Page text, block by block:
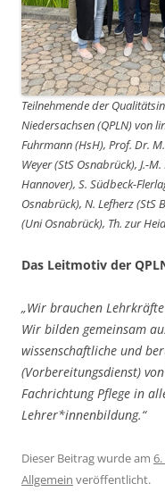
Teilnehmende der
Niedersachsen (QPLN) von
Fuhrmann (HsH), Prof. Dr.
Weyer (StS Osnabrück), J.-
Hannover), S. Südbeck-
Osnabrück), N. Lefherz (StS
(Uni Osnabrück), Th. zur
Das Leitmotiv der
„Wir brauchen
Wir bilden gemeinsam
wissenschaftliche und
(Vorbereitungsdienst)
Fachrichtung Pflege in
Lehrer*innenbildung.“
Dieser Beitrag wurde am
Allgemein veröffentlicht.